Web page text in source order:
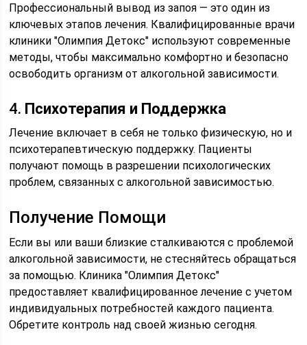
Профессиональный вывод из запоя — это один из
ключевых этапов лечения. Квалифицированные врачи
клиники "Олимпия Детокс" используют современные
методы, чтобы максимально комфортно и безопасно
освободить организм от алкогольной зависимости.
4. Психотерапия и Поддержка
Лечение включает в себя не только физическую, но и
психотерапевтическую поддержку. Пациенты
получают помощь в разрешении психологических
проблем, связанных с алкогольной зависимостью.
Получение Помощи
Если вы или ваши близкие сталкиваются с проблемой
алкогольной зависимости, не стесняйтесь обращаться
за помощью. Клиника "Олимпия Детокс"
предоставляет квалифицированное лечение с учетом
индивидуальных потребностей каждого пациента.
Обретите контроль над своей жизнью сегодня.